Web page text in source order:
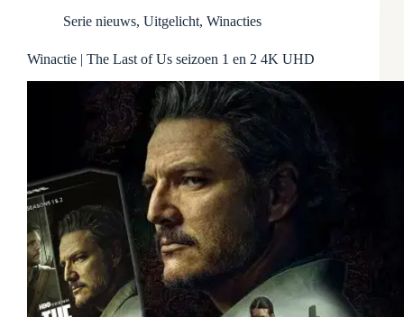
Serie nieuws, Uitgelicht, Winacties
Winactie | The Last of Us seizoen 1 en 2 4K UHD